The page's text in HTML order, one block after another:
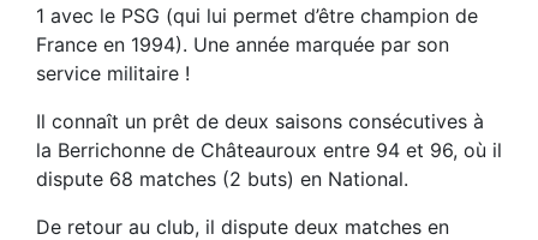
1 avec le PSG (qui lui permet d’être champion de
France en 1994). Une année marquée par son
service militaire !
Il connaît un prêt de deux saisons consécutives à
la Berrichonne de Châteauroux entre 94 et 96, où il
dispute 68 matches (2 buts) en National.
De retour au club, il dispute deux matches en